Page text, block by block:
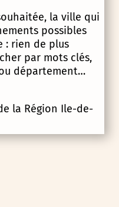
la ville qui
possibles
: rien de plus
par mots clés,
département…
la Région Ile-de-